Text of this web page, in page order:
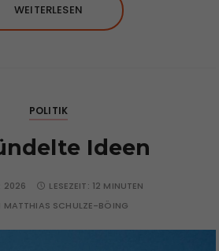
WEITERLESEN
POLITIK
Ideen
2026 LESEZEIT: 12 MINUTEN
MATTHIAS SCHULZE-BÖING